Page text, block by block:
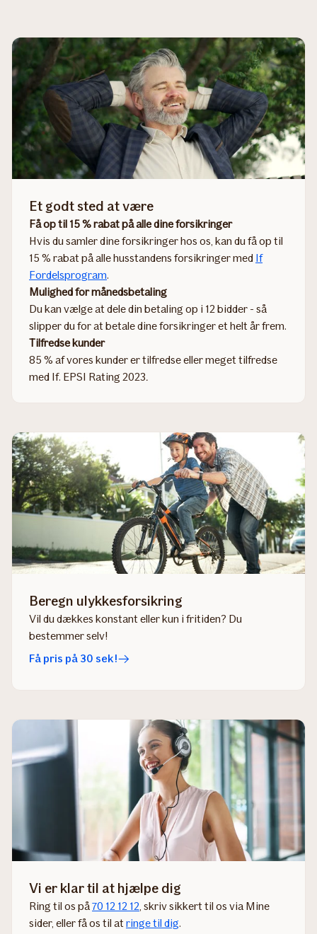
Et godt sted at være
Få op til 15 % rabat på alle dine forsikringer
Hvis du samler dine forsikringer hos os, kan du få op til
15 % rabat på alle husstandens forsikringer med If
Fordelsprogram.
Mulighed for månedsbetaling
Du kan vælge at dele din betaling op i 12 bidder - så
slipper du for at betale dine forsikringer et helt år frem.
Tilfredse kunder
85 % af vores kunder er tilfredse eller meget tilfredse
med If. EPSI Rating 2023.
Beregn ulykkesforsikring
Vil du dækkes konstant eller kun i fritiden? Du
bestemmer selv!
Få pris på 30 sek!
Vi er klar til at hjælpe dig
Ring til os på70 12 12 12 , skriv sikkert til os via Mine
sider​, eller få os til at ringe til dig​.​​​​​​​​​